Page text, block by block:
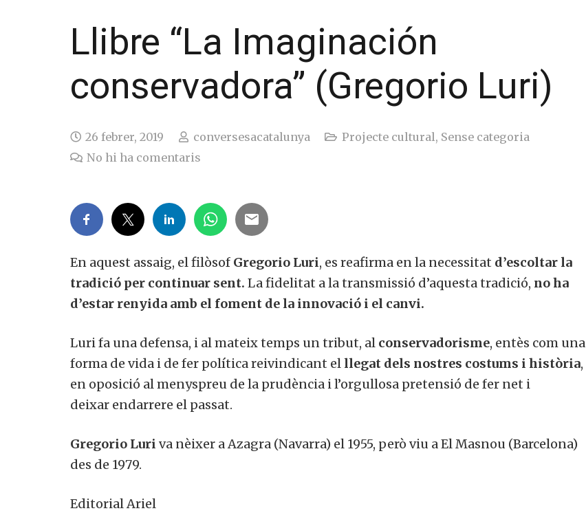
Llibre “La Imaginación
conservadora” (Gregorio Luri)
26 febrer, 2019 conversesacatalunya Projecte cultural, Sense categoria
No hi ha comentaris
En aquest assaig, el filòsof Gregorio Luri, es reafirma en la necessitat d’escoltar la
tradició per continuar sent. La fidelitat a la transmissió d’aquesta tradició, no ha
d’estar renyida amb el foment de la innovació i el canvi.
Lurifa una defensa, i al mateix temps un tribut, al conservadorisme, entès com una
forma de vida i de fer política reivindicant el llegat dels nostres costums i història,
en oposició al menyspreu de la prudència i l’orgullosa pretensió de fer net i
deixar endarrere el passat.
Gregorio Luri va nèixer a Azagra (Navarra) el 1955, però viu a El Masnou (Barcelona)
des de 1979.
Editorial Ariel